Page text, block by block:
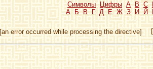
Символы Цифры A B C
А Б В Г Д Е Ж З И Й
[an error occurred while processing the directive]